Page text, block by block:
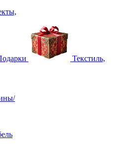
Текстиль,